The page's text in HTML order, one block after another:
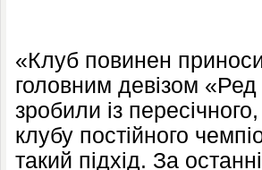
«Клуб повинен
головним девізом
зробили із
клубу постійного
такий підхід. За